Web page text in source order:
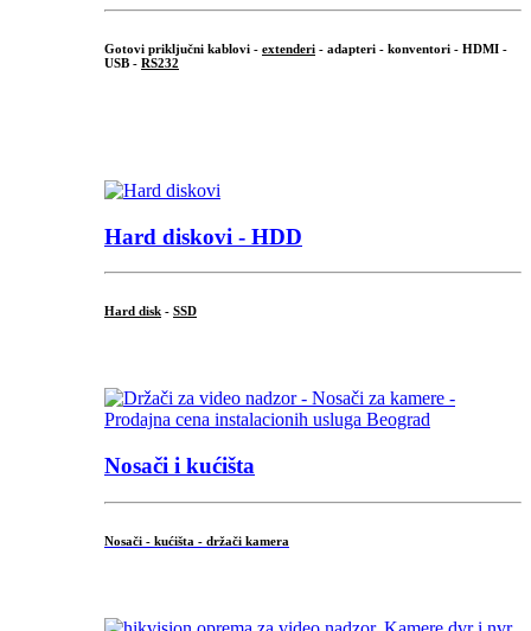
Gotovi priključni kablovi - extenderi - adapteri - konventori - HDMI -
USB - RS232
Hard diskovi - HDD
Hard disk - SSD
Nosači i kućišta
Nosači - kućišta - držači kamera